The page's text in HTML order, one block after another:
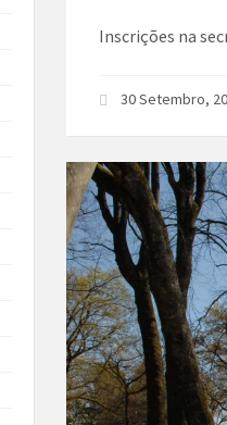
Inscrições na
30 Setembro,